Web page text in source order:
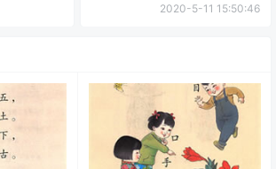
2020-5-11 15:50:46